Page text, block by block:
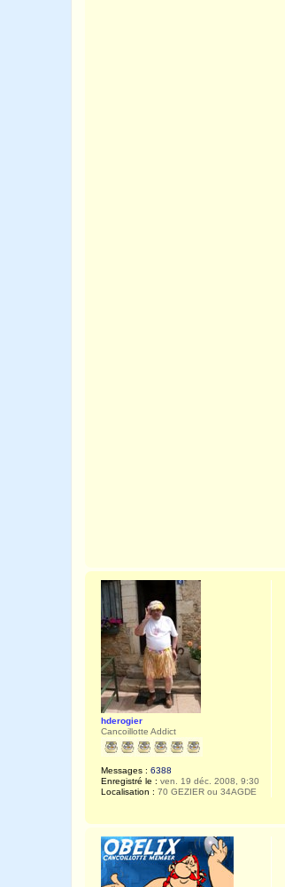
hderogier
Cancoillotte Addict
Messages : 6388
Enregistré le : ven. 19 déc. 2008, 9:30
Localisation : 70 GEZIER ou 34AGDE